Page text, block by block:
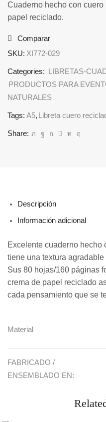
Cuaderno hecho con
papel reciclado.
Comparar
SKU: XI772-029
Categories: LIBRETAS-
PRODUCTOS PARA
NATURALES
Tags: A5, Libreta cuero
Share:
Descripción
Información adicional
Excelente cuaderno hecho
tiene una textura
Sus 80 hojas/160 páginas
crema de papel reciclado
cada pensamiento que se
Material
FABRICADO /
ENSEMBLADO EN: